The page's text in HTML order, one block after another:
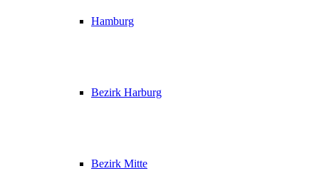
Hamburg
Bezirk Harburg
Bezirk Mitte